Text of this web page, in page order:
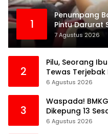
1
Penumpang
Pintu Darurat
Kepanikan
7 Agustus 2026
2
Pilu, Seorang
Tewas
6 Agustus 2026
3
Waspada!
Dikepung 13
Sudah Terekam
6 Agustus 2026